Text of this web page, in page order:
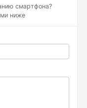
смартфона?
ниже